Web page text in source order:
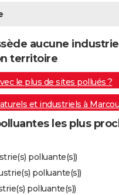
aucune industrie
territoire
le plus de sites pollués ?
et industriels à
les plus
polluante(s))
polluante(s))
polluante(s))